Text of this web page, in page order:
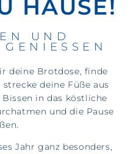
HAUSE!
UND
deine Brotdose, finde
deine Füße aus
in das köstliche
und die Pause
Jahr ganz besonders,